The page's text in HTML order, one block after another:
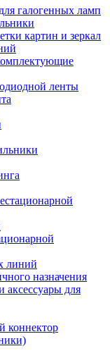
галогенных ламп
картин и зеркал
ленты
линий
назначения
аксессуары для
коннектор